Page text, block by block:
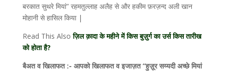
बरकात सुथरे मियां” रहमतुल्लाह अलैह से और हकीम फ़रज़न्द अली खान
मोहानी से हासिल किया |
Read This Alsoज़िल क़ादा के महीने में किस बुज़ुर्ग का उर्स किस तारीख
को होता है?
बैअत व खिलाफत :- आपको खिलाफत व इजाज़त “हुज़ूर सय्यदी अच्छे मियां